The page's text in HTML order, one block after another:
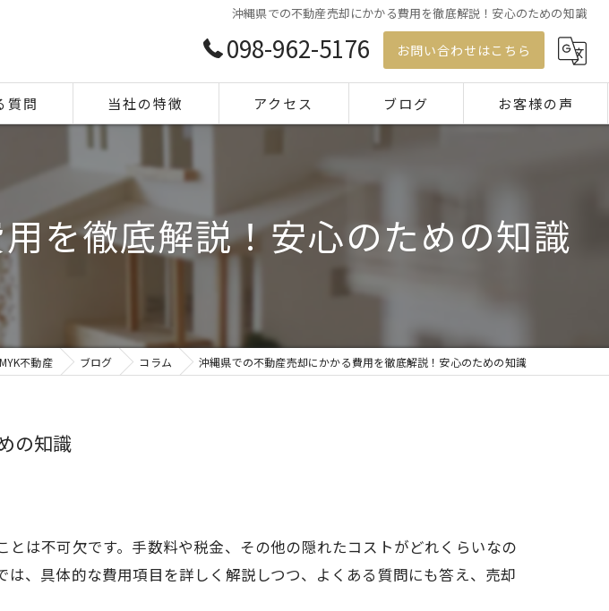
沖縄県での不動産売却にかかる費用を徹底解説！安心のための知識
098-962-5176 お問い合わせはこちら
質問 当社の特徴
住み替え
離婚
中古
アクセス ブログ お客様の声
を徹底解説！安心のための知識
不動産 ブログ コラム 沖縄県での不動産売却にかかる費用を徹底解説！安心のための知識
の知識
は不可欠です。手数料や税金、その他の隠れたコストがどれくらいなの
、具体的な費用項目を詳しく解説しつつ、よくある質問にも答え、売却